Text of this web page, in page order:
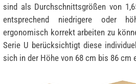
sind als Durchschnittsgrößen von
entsprechend niedrigere oder
ergonomisch korrekt arbeiten zu
Serie U berücksichtigt diese
sich in der Höhe von 68 cm bis 86 cm